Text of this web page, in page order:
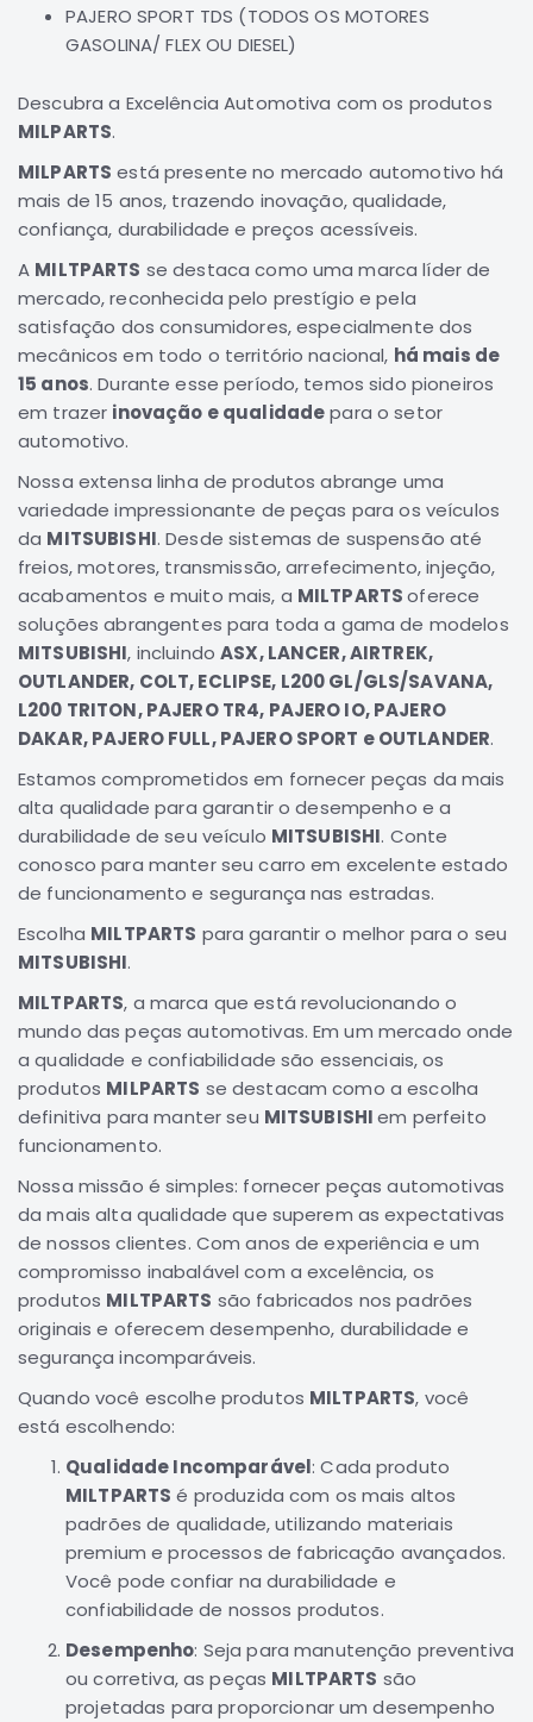
Full
Motor
Filtros
Transmissão
Elétrica
Acessórios
L200
GL,
GLS
e
Suspensão
Freio
Correias
Transmissão
Elétrica
Acessórios
Motor
Suspensão
Freio
Correias
Filtros
Elétrica
Acessórios
Lancer
Freio
Correias
Filtros
Transmissão
Elétrica
Acessórios
Airtrek
Suspensão
Freio
Correias
Filtros
Transmissão
Elétrica
Acessórios
PAJERO SPORT TDS (TODOS OS MOTORES
GASOLINA/ FLEX OU DIESEL)
Descubra a Excelência Automotiva com os produtos
MILPARTS.
MILPARTS está presente no mercado automotivo há
mais de 15 anos, trazendo inovação, qualidade,
confiança, durabilidade e preços acessíveis.
A MILTPARTS se destaca como uma marca líder de
mercado, reconhecida pelo prestígio e pela
satisfação dos consumidores, especialmente dos
mecânicos em todo o território nacional, há mais de
15 anos. Durante esse período, temos sido pioneiros
em trazer inovação e qualidadepara o setor
automotivo.
Nossa extensa linha de produtos abrange uma
variedade impressionante de peças para os veículos
da MITSUBISHI. Desde sistemas de suspensão até
freios, motores, transmissão, arrefecimento, injeção,
acabamentos e muito mais, a MILTPARTSoferece
soluções abrangentes para toda a gama de modelos
MITSUBISHI, incluindoASX, LANCER, AIRTREK,
OUTLANDER, COLT, ECLIPSE, L200 GL/GLS/SAVANA,
L200 TRITON, PAJERO TR4, PAJERO IO, PAJERO
DAKAR, PAJERO FULL, PAJERO SPORT e OUTLANDER.
Estamos comprometidos em fornecer peças da mais
alta qualidade para garantir o desempenho e a
durabilidade de seu veículo MITSUBISHI. Conte
conosco para manter seu carro em excelente estado
de funcionamento e segurança nas estradas.
Escolha MILTPARTS para garantir o melhor para o seu
MITSUBISHI.
MILTPARTS, a marca que está revolucionando o
mundo das peças automotivas. Em um mercado onde
a qualidade e confiabilidade são essenciais, os
produtos MILPARTS se destacam como a escolha
definitiva para manter seu MITSUBISHIem perfeito
funcionamento.
Nossa missão é simples: fornecer peças automotivas
da mais alta qualidade que superem as expectativas
de nossos clientes. Com anos de experiência e um
compromisso inabalável com a excelência, os
produtos MILTPARTS são fabricados nos padrões
originais e oferecem desempenho, durabilidade e
segurança incomparáveis.
Quando você escolhe produtos MILTPARTS, você
está escolhendo:
Qualidade Incomparável: Cada produto
MILTPARTS é produzida com os mais altos
padrões de qualidade, utilizando materiais
premium e processos de fabricação avançados.
Você pode confiar na durabilidade e
confiabilidade de nossos produtos.
Desempenho: Seja para manutenção preventiva
ou corretiva, as peças MILTPARTS são
projetadas para proporcionar um desempenho